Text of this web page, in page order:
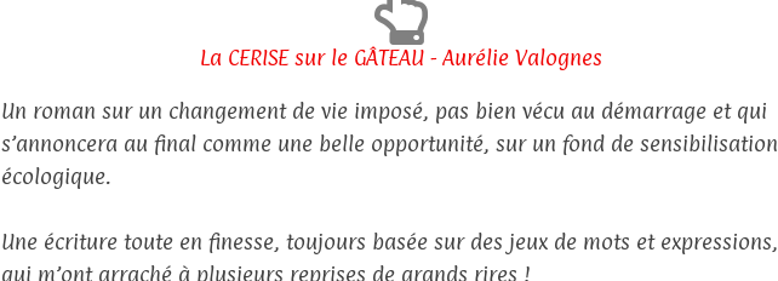
La CERISE sur le GÂTEAU - Aurélie Valognes
Un roman sur un changement de vie imposé, pas bien vécu au démarrage et qui
s’annoncera au final comme une belle opportunité, sur un fond de sensibilisation
écologique.
Une écriture toute en finesse, toujours basée sur des jeux de mots et expressions,
qui m’ont arraché à plusieurs reprises de grands rires !